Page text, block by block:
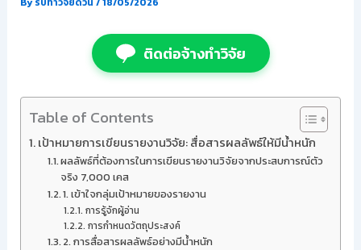
ติดต่อจ้างทำวิจัย
Table of Contents
เป้าหมายการเขียนรายงานวิจัย: สื่อสารผลลัพธ์ให้มีน้ำหนัก
ผลลัพธ์ที่ต้องการในการเขียนรายงานวิจัยจากประสบการณ์ตัว
จริง 7,000 เคส
1. เข้าใจกลุ่มเป้าหมายของรายงาน
การรู้จักผู้อ่าน
การกำหนดวัตถุประสงค์
2. การสื่อสารผลลัพธ์อย่างมีน้ำหนัก